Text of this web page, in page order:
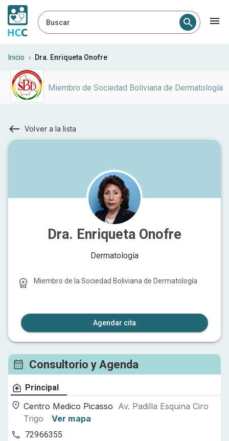
Buscar
Inicio › Dra. Enriqueta Onofre
Miembro de Sociedad Boliviana de Dermatología
Volver a la lista
Dra. Enriqueta Onofre
Dermatología
Miembro de la Sociedad Boliviana de Dermatología
Agendar cita
Consultorio y Agenda
Principal
Centro Medico Picasso Av. Padilla Esquina Ciro
Trigo
Ver mapa
72966355